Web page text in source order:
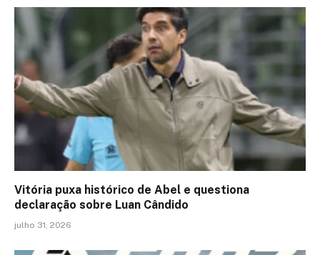
Vitória puxa histórico de Abel e questiona
declaração sobre Luan Cândido
julho 31, 2026